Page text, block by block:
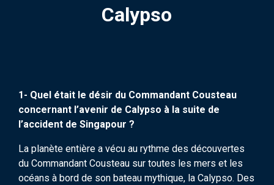
Calypso
1- Quel était le désir du Commandant Cousteau
concernant l’avenir de Calypso à la suite de
l’accident de Singapour ?
La planète entière a vécu au rythme des découvertes
du Commandant Cousteau sur toutes les mers et les
océans à bord de son bateau mythique, la Calypso. Des